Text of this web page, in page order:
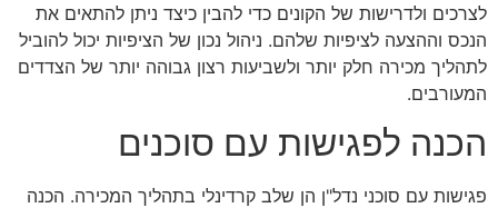
לצרכים ולדרישות של הקונים כדי להבין כיצד ניתן להתאים את
הנכס וההצעה לציפיות שלהם. ניהול נכון של הציפיות יכול להוביל
לתהליך מכירה חלק יותר ולשביעות רצון גבוהה יותר של הצדדים
המעורבים.
הכנה לפגישות עם סוכנים
פגישות עם סוכני נדל"ן הן שלב קרדינלי בתהליך המכירה. הכנה